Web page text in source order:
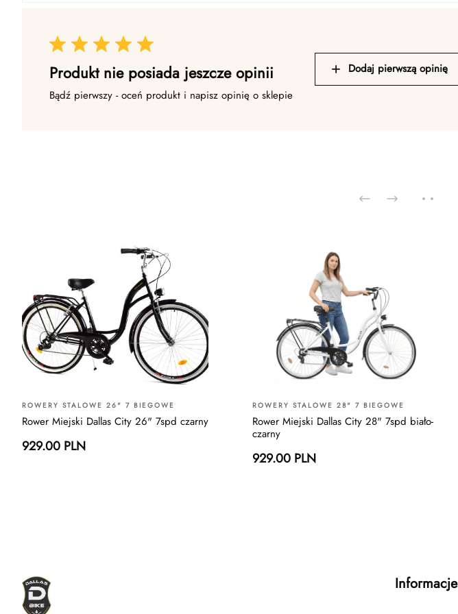
Produkt nie posiada jeszcze opinii
Bądź pierwszy - oceń produkt i napisz opinię o sklepie
Dodaj pierwszą opinię
ROWERY STALOWE 26" 7 BIEGOWE
Rower Miejski Dallas City 26" 7spd czarny
929.00 PLN
ROWERY STALOWE 28" 7 BIEGOWE
Rower Miejski Dallas City 28" 7spd biało-
czarny
929.00 PLN
Informacje